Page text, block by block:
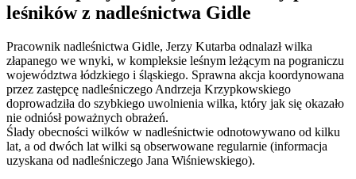
leśników z nadleśnictwa Gidle
Pracownik nadleśnictwa Gidle, Jerzy Kutarba odnalazł wilka
złapanego we wnyki, w kompleksie leśnym leżącym na pograniczu
województwa łódzkiego i śląskiego. Sprawna akcja koordynowana
przez zastępcę nadleśniczego Andrzeja Krzypkowskiego
doprowadziła do szybkiego uwolnienia wilka, który jak się okazało
nie odniósł poważnych obrażeń.
Ślady obecności wilków w nadleśnictwie odnotowywano od kilku
lat, a od dwóch lat wilki są obserwowane regularnie (informacja
uzyskana od nadleśniczego Jana Wiśniewskiego).